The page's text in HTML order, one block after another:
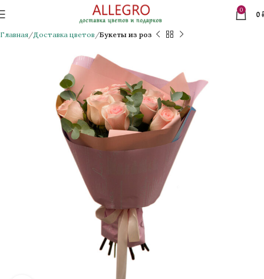
0 0
Главная Доставка цветов Букеты из роз